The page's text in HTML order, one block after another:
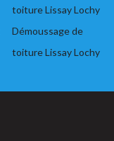
toiture Lissay Lochy
Démoussage de
toiture Lissay Lochy